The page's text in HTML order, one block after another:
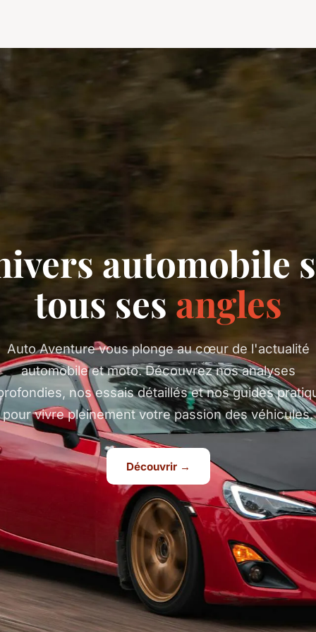
automobile
tous sesangles
Auto Aventure vous plonge au cœur de l'actualité
automobile et moto. Découvrez nos analyses
nos essais détaillés et nos guides
pour vivre pleinement votre passion des véhicules.
Découvrir →